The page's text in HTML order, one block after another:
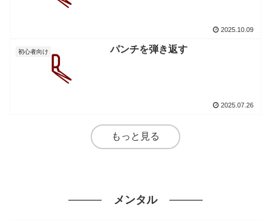
2025.10.09
初心者向け パンチを弾き返す
2025.07.26
もっと見る
メンタル